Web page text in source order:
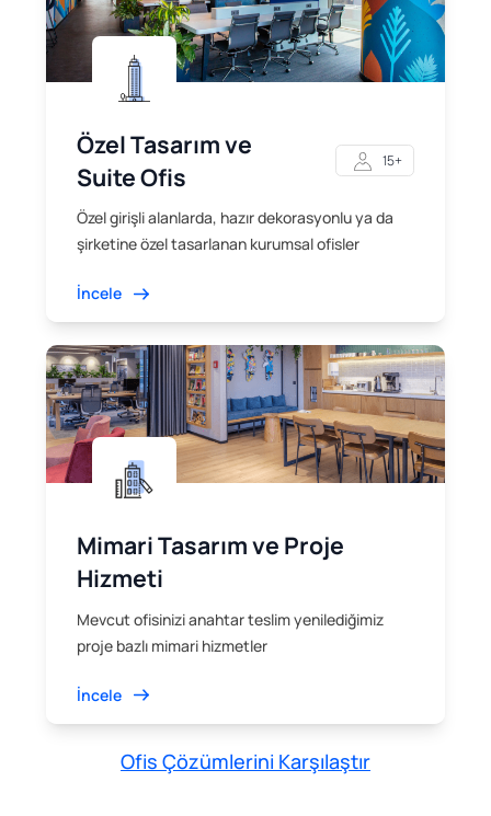
Özel Tasarım ve
Suite Ofis
15+
Özel girişli alanlarda, hazır dekorasyonlu ya da
şirketine özel tasarlanan kurumsal ofisler
İncele
Mimari Tasarım ve Proje
Hizmeti
Mevcut ofisinizi anahtar teslim yenilediğimiz
proje bazlı mimari hizmetler
İncele
Ofis Çözümlerini Karşılaştır